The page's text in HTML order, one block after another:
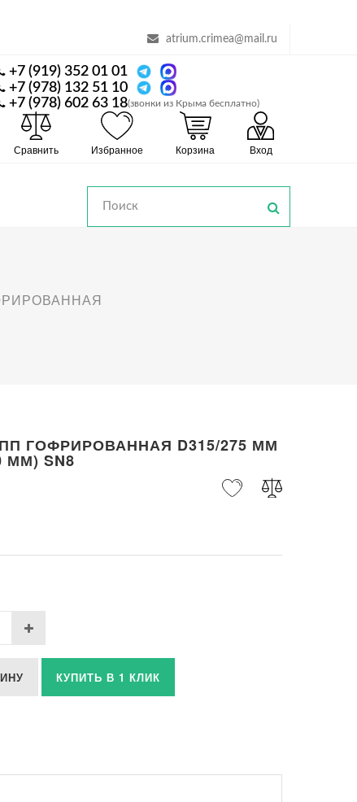
atrium.crimea@mail.ru
+7 (919) 352 01 01
+7 (978) 132 51 10
+7 (978) 602 63 18(звонки из Крыма бесплатно)
Сравнить Избранное Корзина Вход
ГОФРИРОВАННАЯ D315/275 ММ
ММ) SN8
КУПИТЬ В 1 КЛИК